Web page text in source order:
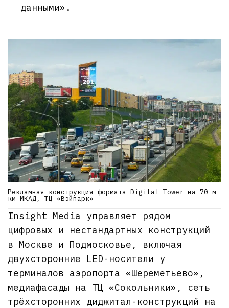
данными».
Рекламная конструкция формата Digital Tower на 70-м
км МКАД, ТЦ «Вэйпарк»
Insight Media управляет рядом
цифровых и нестандартных конструкций
в Москве и Подмосковье, включая
двухсторонние LED-носители у
терминалов аэропорта «Шереметьево»,
медиафасады на ТЦ «Сокольники», сеть
трёхсторонних диджитал-конструкций на